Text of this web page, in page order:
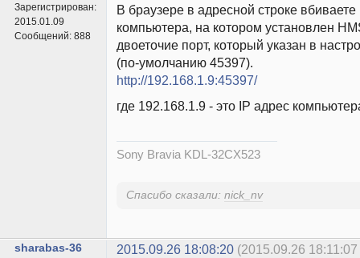
Зарегистрирован:
2015.01.09
Сообщений: 888
В браузере в адресной строке вбиваете
компьютера, на котором установлен
двоеточие порт, который указан в
(по-умолчанию 45397).
http://192.168.1.9:45397/
где 192.168.1.9 - это IP адрес
Sony Bravia KDL-32CX523
Спасибо сказали: nick_nv
sharabas-36 2015.09.26 18:08:20 (2015.09.26 18:11:07